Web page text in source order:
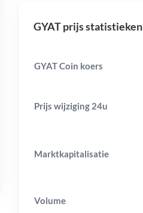
GYAT prijs statistieken
GYAT Coin koers
Prijs wijziging 24u
Marktkapitalisatie
Volume